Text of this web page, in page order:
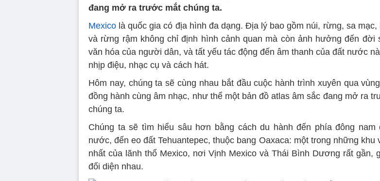
đang mở ra trước mắt chúng ta.
Mexico là quốc gia có địa hình đa dạng. Địa lý bao gồm núi, rừng, sa mạc,
và rừng rậm không chỉ định hình cảnh quan mà còn ảnh hưởng đến đời
văn hóa của người dân, và tất yếu tác động đến âm thanh của đất nước
nhịp điệu, nhạc cụ và cách hát.
Hôm nay, chúng ta sẽ cùng nhau bắt đầu cuộc hành trình xuyên qua
đồng hành cùng âm nhạc, như thể một bản đồ atlas âm sắc đang mở ra
chúng ta.
Chúng ta sẽ tìm hiểu sâu hơn bằng cách du hành đến phía đông nam
nước, đến eo đất Tehuantepec, thuộc bang Oaxaca: một trong những khu
nhất của lãnh thổ Mexico, nơi Vịnh Mexico và Thái Bình Dương rất gần,
đối diện nhau.